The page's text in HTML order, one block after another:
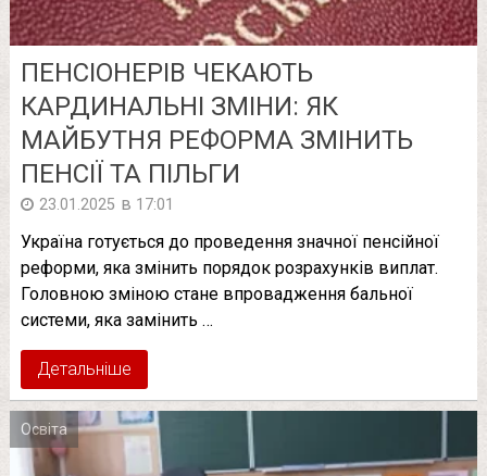
ПЕНСІОНЕРІВ ЧЕКАЮТЬ
КАРДИНАЛЬНІ ЗМІНИ: ЯК
МАЙБУТНЯ РЕФОРМА ЗМІНИТЬ
ПЕНСІЇ ТА ПІЛЬГИ
23.01.2025 в 17:01
Україна готується до проведення значної пенсійної
реформи, яка змінить порядок розрахунків виплат.
Головною зміною стане впровадження бальної
системи, яка замінить …
Детальніше
Освіта